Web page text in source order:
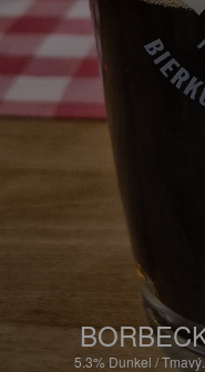
5.3% Dunkel /